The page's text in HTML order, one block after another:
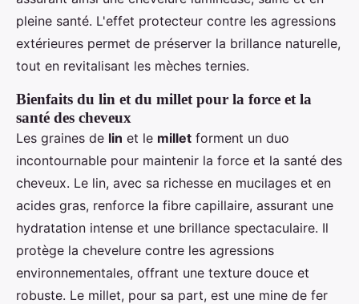
pleine santé. L'effet protecteur contre les agressions
extérieures permet de préserver la brillance naturelle,
tout en revitalisant les mèches ternies.
Bienfaits du lin et du millet pour la force et la
santé des cheveux
Les graines de lin et le millet forment un duo
incontournable pour maintenir la force et la santé des
cheveux. Le lin, avec sa richesse en mucilages et en
acides gras, renforce la fibre capillaire, assurant une
hydratation intense et une brillance spectaculaire. Il
protège la chevelure contre les agressions
environnementales, offrant une texture douce et
robuste. Le millet, pour sa part, est une mine de fer